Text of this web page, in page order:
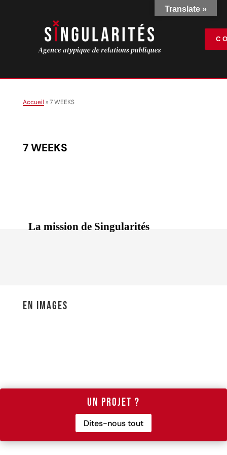
Accueil » 7 WEEKS
7 WEEKS
En images
Un projet ?
Dites-nous tout
Translate »